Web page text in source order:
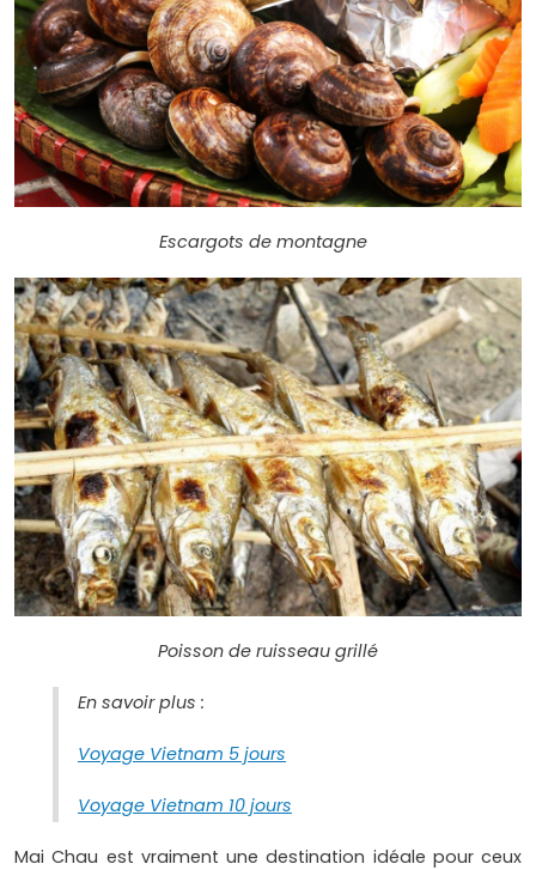
Escargots de montagne
Poisson de ruisseau grillé
En savoir plus :
Voyage Vietnam 5 jours
Voyage Vietnam 10 jours
Mai Chau est vraiment une destination idéale pour ceux